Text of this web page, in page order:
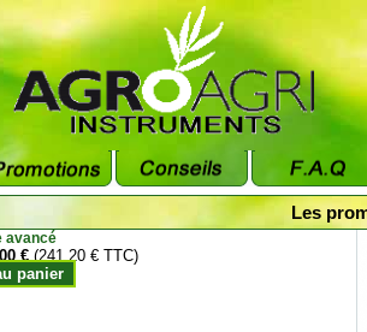
Les
avancé
€ (241.20 € TTC)
panier